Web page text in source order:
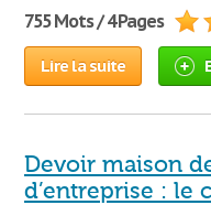
755 Mots / 4 Pages
Lire la suite
Devoir maison
d’entreprise : le